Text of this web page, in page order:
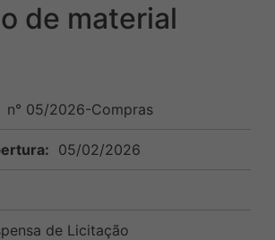
de material
n° 05/2026-Compras
05/02/2026
de Licitação